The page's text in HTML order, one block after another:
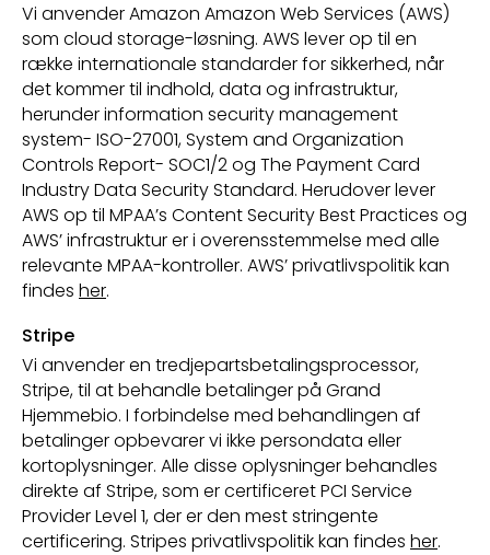
Vi anvender Amazon Amazon Web Services (AWS)
som cloud storage-løsning. AWS lever op til en
række internationale standarder for sikkerhed, når
det kommer til indhold, data og infrastruktur,
herunder information security management
system- ISO-27001, System and Organization
Controls Report- SOC1/2 og The Payment Card
Industry Data Security Standard. Herudover lever
AWS op til MPAA’s Content Security Best Practices og
AWS’ infrastruktur er i overensstemmelse med alle
relevante MPAA-kontroller. AWS’ privatlivspolitik kan
findes her.
Stripe
Vi anvender en tredjepartsbetalingsprocessor,
Stripe, til at behandle betalinger på Grand
Hjemmebio. I forbindelse med behandlingen af
betalinger opbevarer vi ikke persondata eller
kortoplysninger. Alle disse oplysninger behandles
direkte af Stripe, som er certificeret PCI Service
Provider Level 1, der er den mest stringente
certificering. Stripes privatlivspolitik kan findes her.